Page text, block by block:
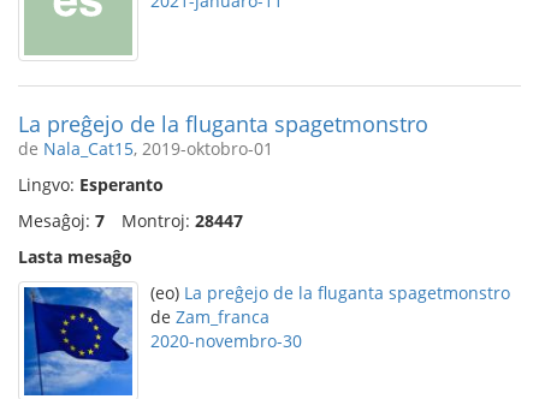
La preĝejo de la fluganta spagetmonstro
de Nala_Cat15, 2019-oktobro-01
Lingvo: Esperanto
Mesaĝoj: 7 Montroj: 28447
Lasta mesaĝo
(eo) La preĝejo de la fluganta spagetmonstro
de Zam_franca
2020-novembro-30